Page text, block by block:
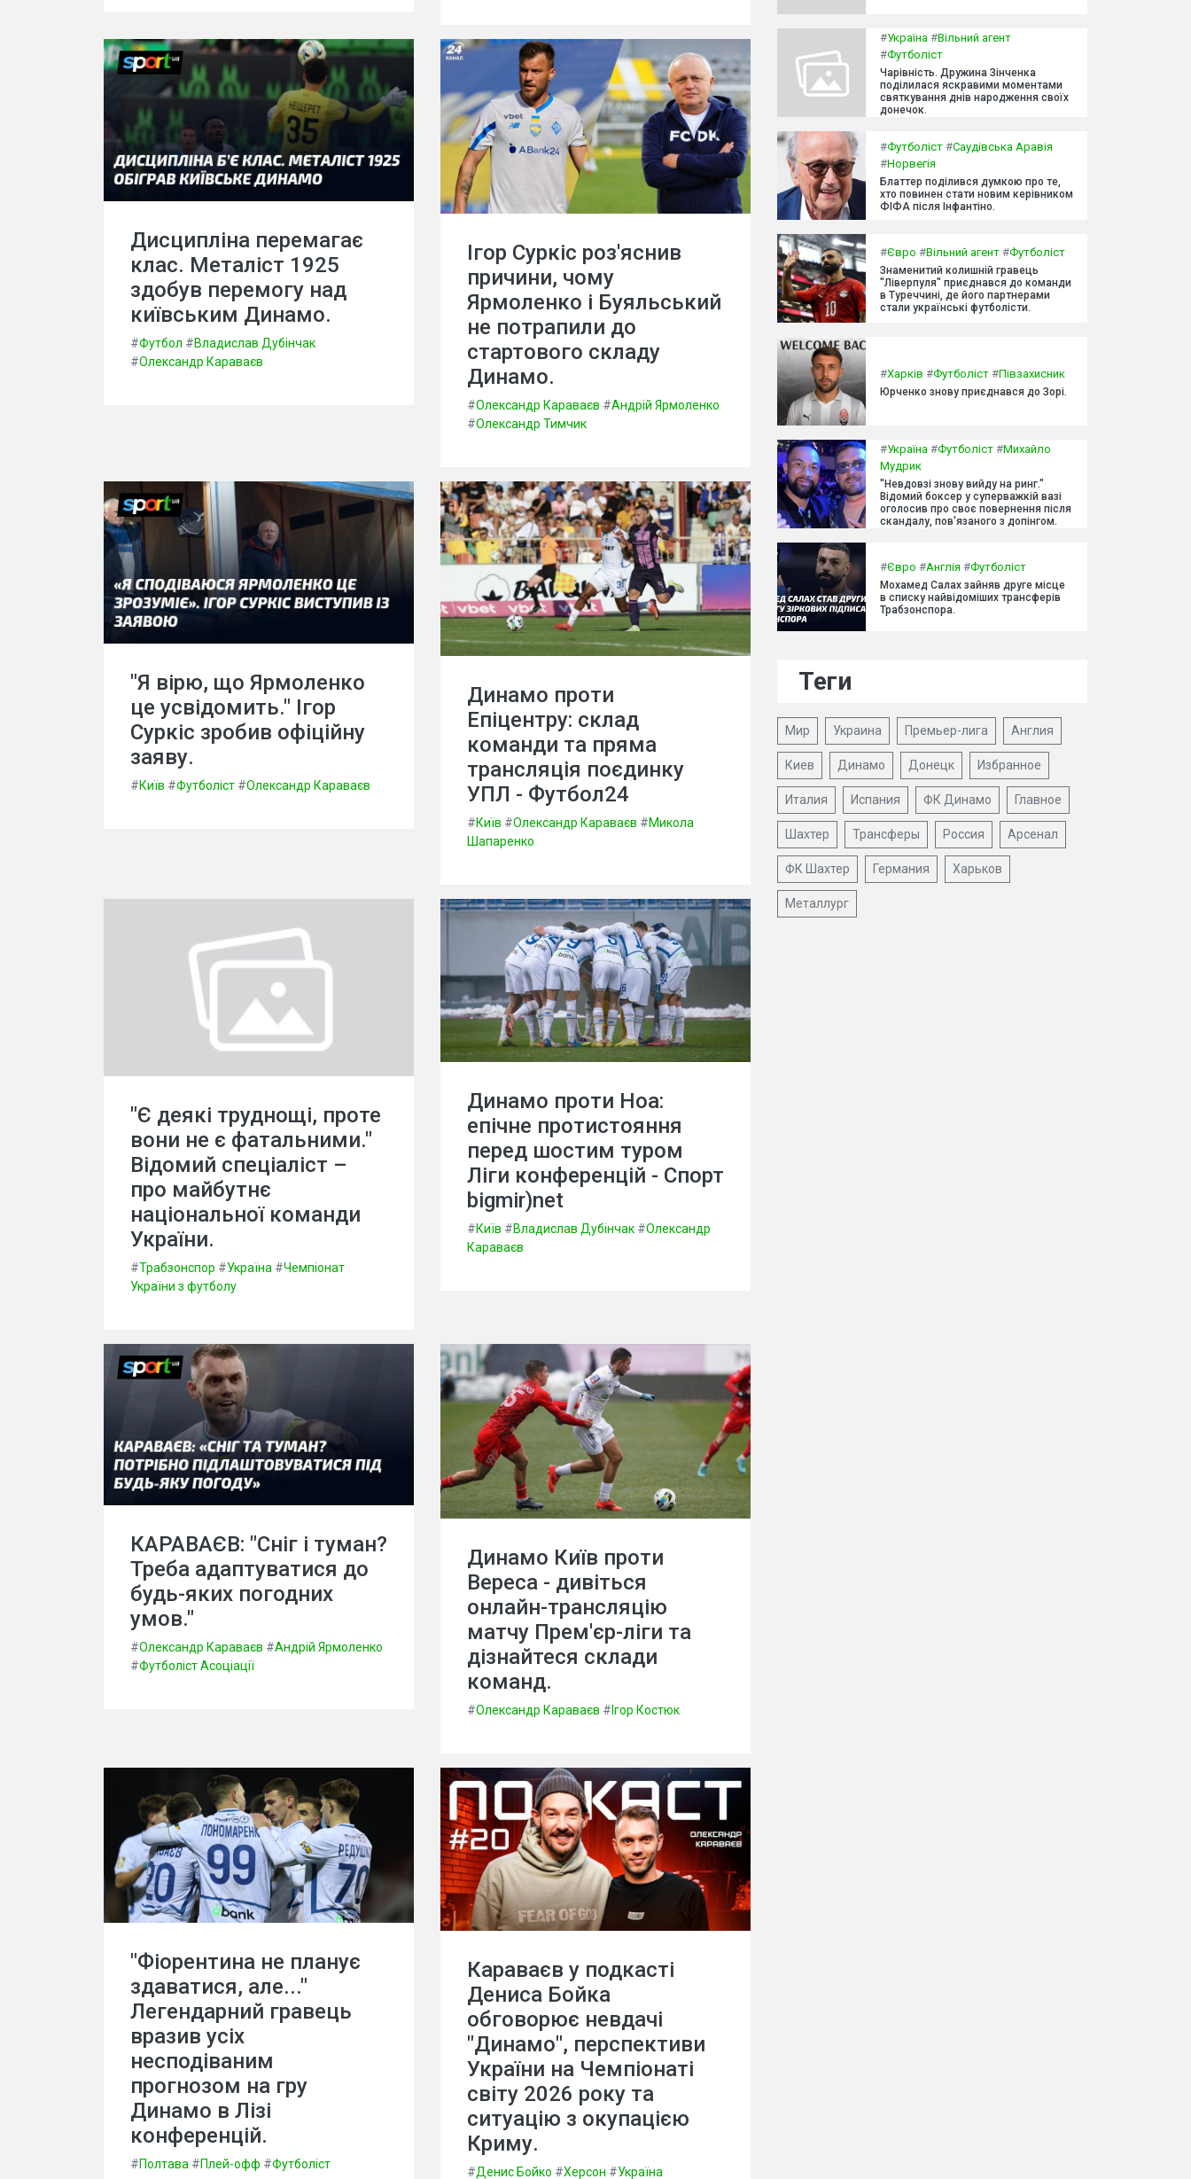
Дисципліна перемагає
клас. Металіст 1925
здобув перемогу над
київським Динамо.
#Футбол #Владислав Дубінчак
#Олександр Караваєв
Ігор Суркіс роз'яснив
причини, чому
Ярмоленко і Буяльський
не потрапили до
стартового складу
Динамо.
#Олександр Караваєв #Андрій Ярмоленко
#Олександр Тимчик
"Я вірю, що Ярмоленко
це усвідомить." Ігор
Суркіс зробив офіційну
заяву.
#Київ #Футболіст #Олександр Караваєв
Динамо проти
Епіцентру: склад
команди та пряма
трансляція поєдинку
УПЛ - Футбол24
#Київ #Олександр Караваєв #Микола
Шапаренко
"Є деякі труднощі, проте
вони не є фатальними."
Відомий спеціаліст –
про майбутнє
національної команди
України.
#Трабзонспор #Україна #Чемпіонат
України з футболу
Динамо проти Ноа:
епічне протистояння
перед шостим туром
Ліги конференцій - Спорт
bigmir)net
#Київ #Владислав Дубінчак #Олександр
Караваєв
КАРАВАЄВ: "Сніг і туман?
Треба адаптуватися до
будь-яких погодних
умов."
#Олександр Караваєв #Андрій Ярмоленко
#Футболіст Асоціації
Динамо Київ проти
Вереса - дивіться
онлайн-трансляцію
матчу Прем'єр-ліги та
дізнайтеся склади
команд.
#Олександр Караваєв # Ігор Костюк
"Фіорентина не планує
здаватися, але..."
Легендарний гравець
вразив усіх
несподіваним
прогнозом на гру
Динамо в Лізі
конференцій.
#Полтава #Плей-офф #Футболіст
Караваєв у подкасті
Дениса Бойка
обговорює невдачі
"Динамо", перспективи
України на Чемпіонаті
світу 2026 року та
ситуацію з окупацією
Криму.
#Денис Бойко #Херсон #Україна
#Україна #Вільний агент
#Футболіст
Чарівність. Дружина Зінченка
поділилася яскравими моментами
святкування днів народження своїх
донечок.
#Футболіст #Саудівська Аравія
#Норвегія
Блаттер поділився думкою про те,
хто повинен стати новим керівником
ФІФА після Інфантіно.
#Євро #Вільний агент #Футболіст
Знаменитий колишній гравець
"Ліверпуля" приєднався до команди
в Туреччині, де його партнерами
стали українські футболісти.
#Харків #Футболіст #Півзахисник
Юрченко знову приєднався до Зорі.
#Україна #Футболіст #Михайло
Мудрик
"Невдовзі знову вийду на ринг."
Відомий боксер у суперважкій вазі
оголосив про своє повернення після
скандалу, пов'язаного з допінгом.
#Євро #Англія #Футболіст
Мохамед Салах зайняв друге місце
в списку найвідоміших трансферів
Трабзонспора.
Теги
Мир Украина Премьер-лига Англия
Киев Динамо Донецк Избранное
Италия Испания ФК Динамо Главное
Шахтер Трансферы Россия Арсенал
ФК Шахтер Германия Харьков
Металлург